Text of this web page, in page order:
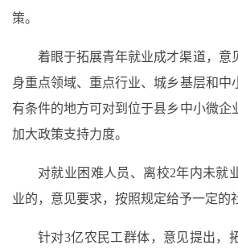
策。
着眼于拓展青年就业成才渠道，意
身重点领域、重点行业、城乡基层和中
有条件的地方可对到位于县乡中小微企
加大政策支持力度。
对就业困难人员、离校2年内未就
业的，意见要求，按照规定给予一定的
针对3亿农民工群体，意见提出，